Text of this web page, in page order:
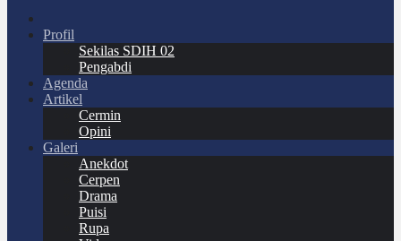
Profil
Sekilas SDIH 02
Pengabdi
Agenda
Artikel
Cermin
Opini
Galeri
Anekdot
Cerpen
Drama
Puisi
Rupa